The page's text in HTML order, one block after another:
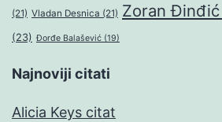
(21) Vladan Desnica (21) Zoran Đinđić
(23) Đorđe Balašević (19)
Najnoviji citati
Alicia Keys citat